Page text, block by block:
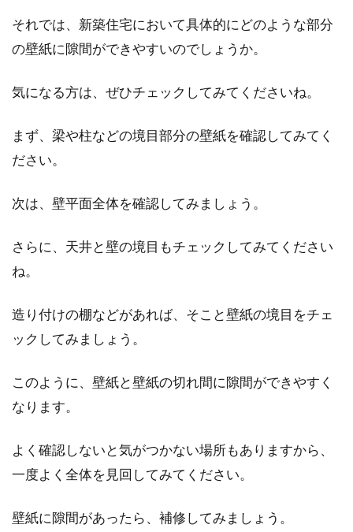
の修理代は絶対貸主負担？
どの出費は悩まし...
悔しないためのポイント
う仕様にするか迷う人が多いのではないでしょ
新築の良さはトイレにあり！？目的
別のおすすめ壁紙も必見！
しょうか。...
アパートのエアコンから水漏れが！
それでは、新築住宅において具体的にどのような部分
の壁紙に隙間ができやすいのでしょうか。
気になる方は、ぜひチェックしてみてくださいね。
まず、梁や柱などの境目部分の壁紙を確認してみてく
ださい。
次は、壁平面全体を確認してみましょう。
さらに、天井と壁の境目もチェックしてみてください
ね。
造り付けの棚などがあれば、そこと壁紙の境目をチェ
ックしてみましょう。
このように、壁紙と壁紙の切れ間に隙間ができやすく
なります。
よく確認しないと気がつかない場所もありますから、
一度よく全体を見回してみてください。
壁紙に隙間があったら、補修してみましょう。